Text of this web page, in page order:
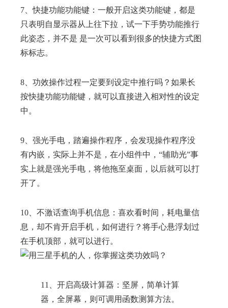
7、快捷功能功能键：一般开启这类功能键，都是
只表明自显示器从上往下拉，试一下手势功能推行
此姿态，并不是 是一次可以看到很多的快捷方式图
标标志。
8、功效操作过程一定要到设定中推行吗？如果长
按快捷功能功能键，就可以直接进入相对性的设定
中。
9、强光手电，踏遍操作程序，会发现操作程序没
有内嵌，实际上并不是，在小组件中，“辅助光”事
实上就是强光手电，将他拖至桌面，以后就可以打
开了。
10、不激话查询手机信息：喜欢看时间，耗电量信
息，却不肯开启手机，如何进行？将手心悬浮划过
在手机顶部，就可以进行。
11、开启高级计算器：坚屏，简单计算
器，全屏幕，则可调用函数测算方法。